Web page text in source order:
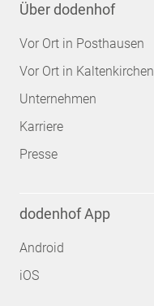
Über dodenhof
Vor Ort in Posthausen
Vor Ort in Kaltenkirchen
Unternehmen
Karriere
Presse
dodenhof App
Android
iOS